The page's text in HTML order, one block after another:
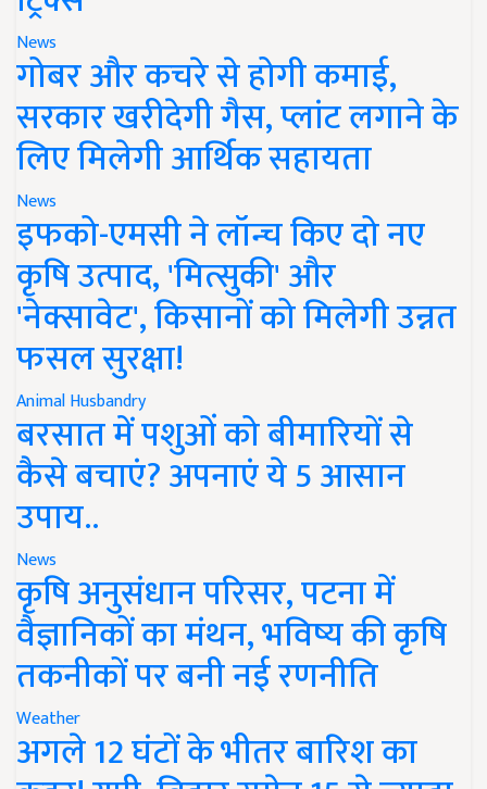
News
गोबर और कचरे से होगी कमाई,
सरकार खरीदेगी गैस, प्लांट लगाने के
लिए मिलेगी आर्थिक सहायता
News
इफको-एमसी ने लॉन्च किए दो नए
कृषि उत्पाद, 'मित्सुकी' और
'नेक्सावेट', किसानों को मिलेगी उन्नत
फसल सुरक्षा!
Animal Husbandry
बरसात में पशुओं को बीमारियों से
कैसे बचाएं? अपनाएं ये 5 आसान
उपाय..
News
कृषि अनुसंधान परिसर, पटना में
वैज्ञानिकों का मंथन, भविष्य की कृषि
तकनीकों पर बनी नई रणनीति
Weather
अगले 12 घंटों के भीतर बारिश का